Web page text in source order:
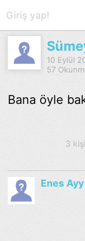
Giriş yap!
10 Eylül
57
Bana öyle
3
Enes Ayy